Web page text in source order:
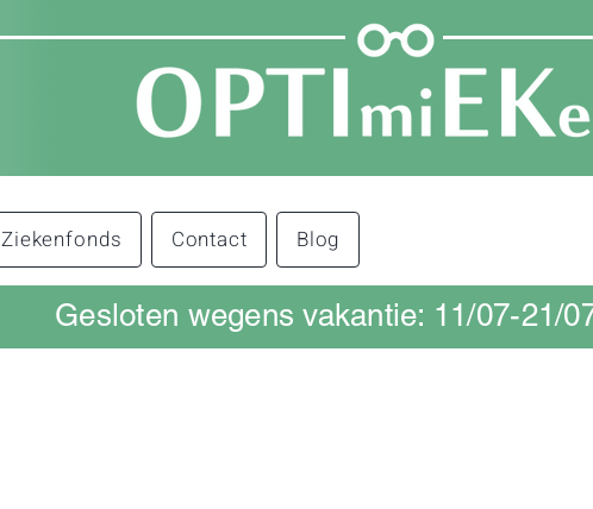
Ziekenfonds Contact Blog
Gesloten wegens vakantie: 11/07-21/